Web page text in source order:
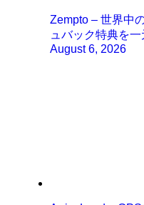
Zempto – 世界中
ュバック特典を
August 6, 2026